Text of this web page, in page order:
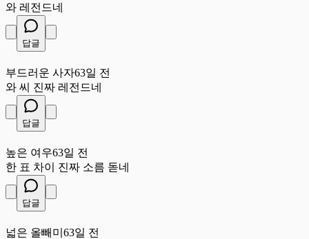
와 레전드네
답글
부드러운 사자63일 전
와 씨 진짜 레전드네
답글
높은 여우63일 전
한 표 차이 진짜 소름 돋네
답글
넓은 올빼미 63일 전